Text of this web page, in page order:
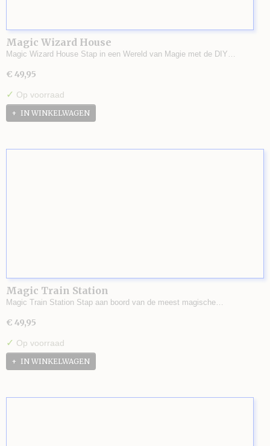
Magic Wizard House
Magic Wizard House Stap in een Wereld van Magie met de DIY…
€ 49,95
✓ Op voorraad
IN WINKELWAGEN
Magic Train Station
Magic Train Station Stap aan boord van de meest magische…
€ 49,95
✓ Op voorraad
IN WINKELWAGEN